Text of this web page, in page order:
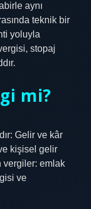
aynı
teknik bir
yoluyla
stopaj
mi?
Gelir ve kâr
kişisel gelir
vergiler: emlak
ve